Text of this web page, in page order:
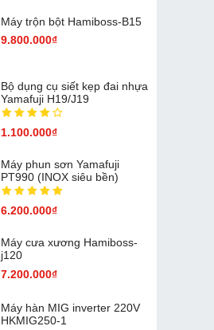
Máy trộn bột Hamiboss-B15
9.800.000₫
Bộ dụng cụ siết kẹp đai nhựa
Yamafuji H19/J19
1.100.000₫
Máy phun sơn Yamafuji
PT990 (INOX siêu bền)
6.200.000₫
Máy cưa xương Hamiboss-
j120
7.200.000₫
Máy hàn MIG inverter 220V
HKMIG250-1